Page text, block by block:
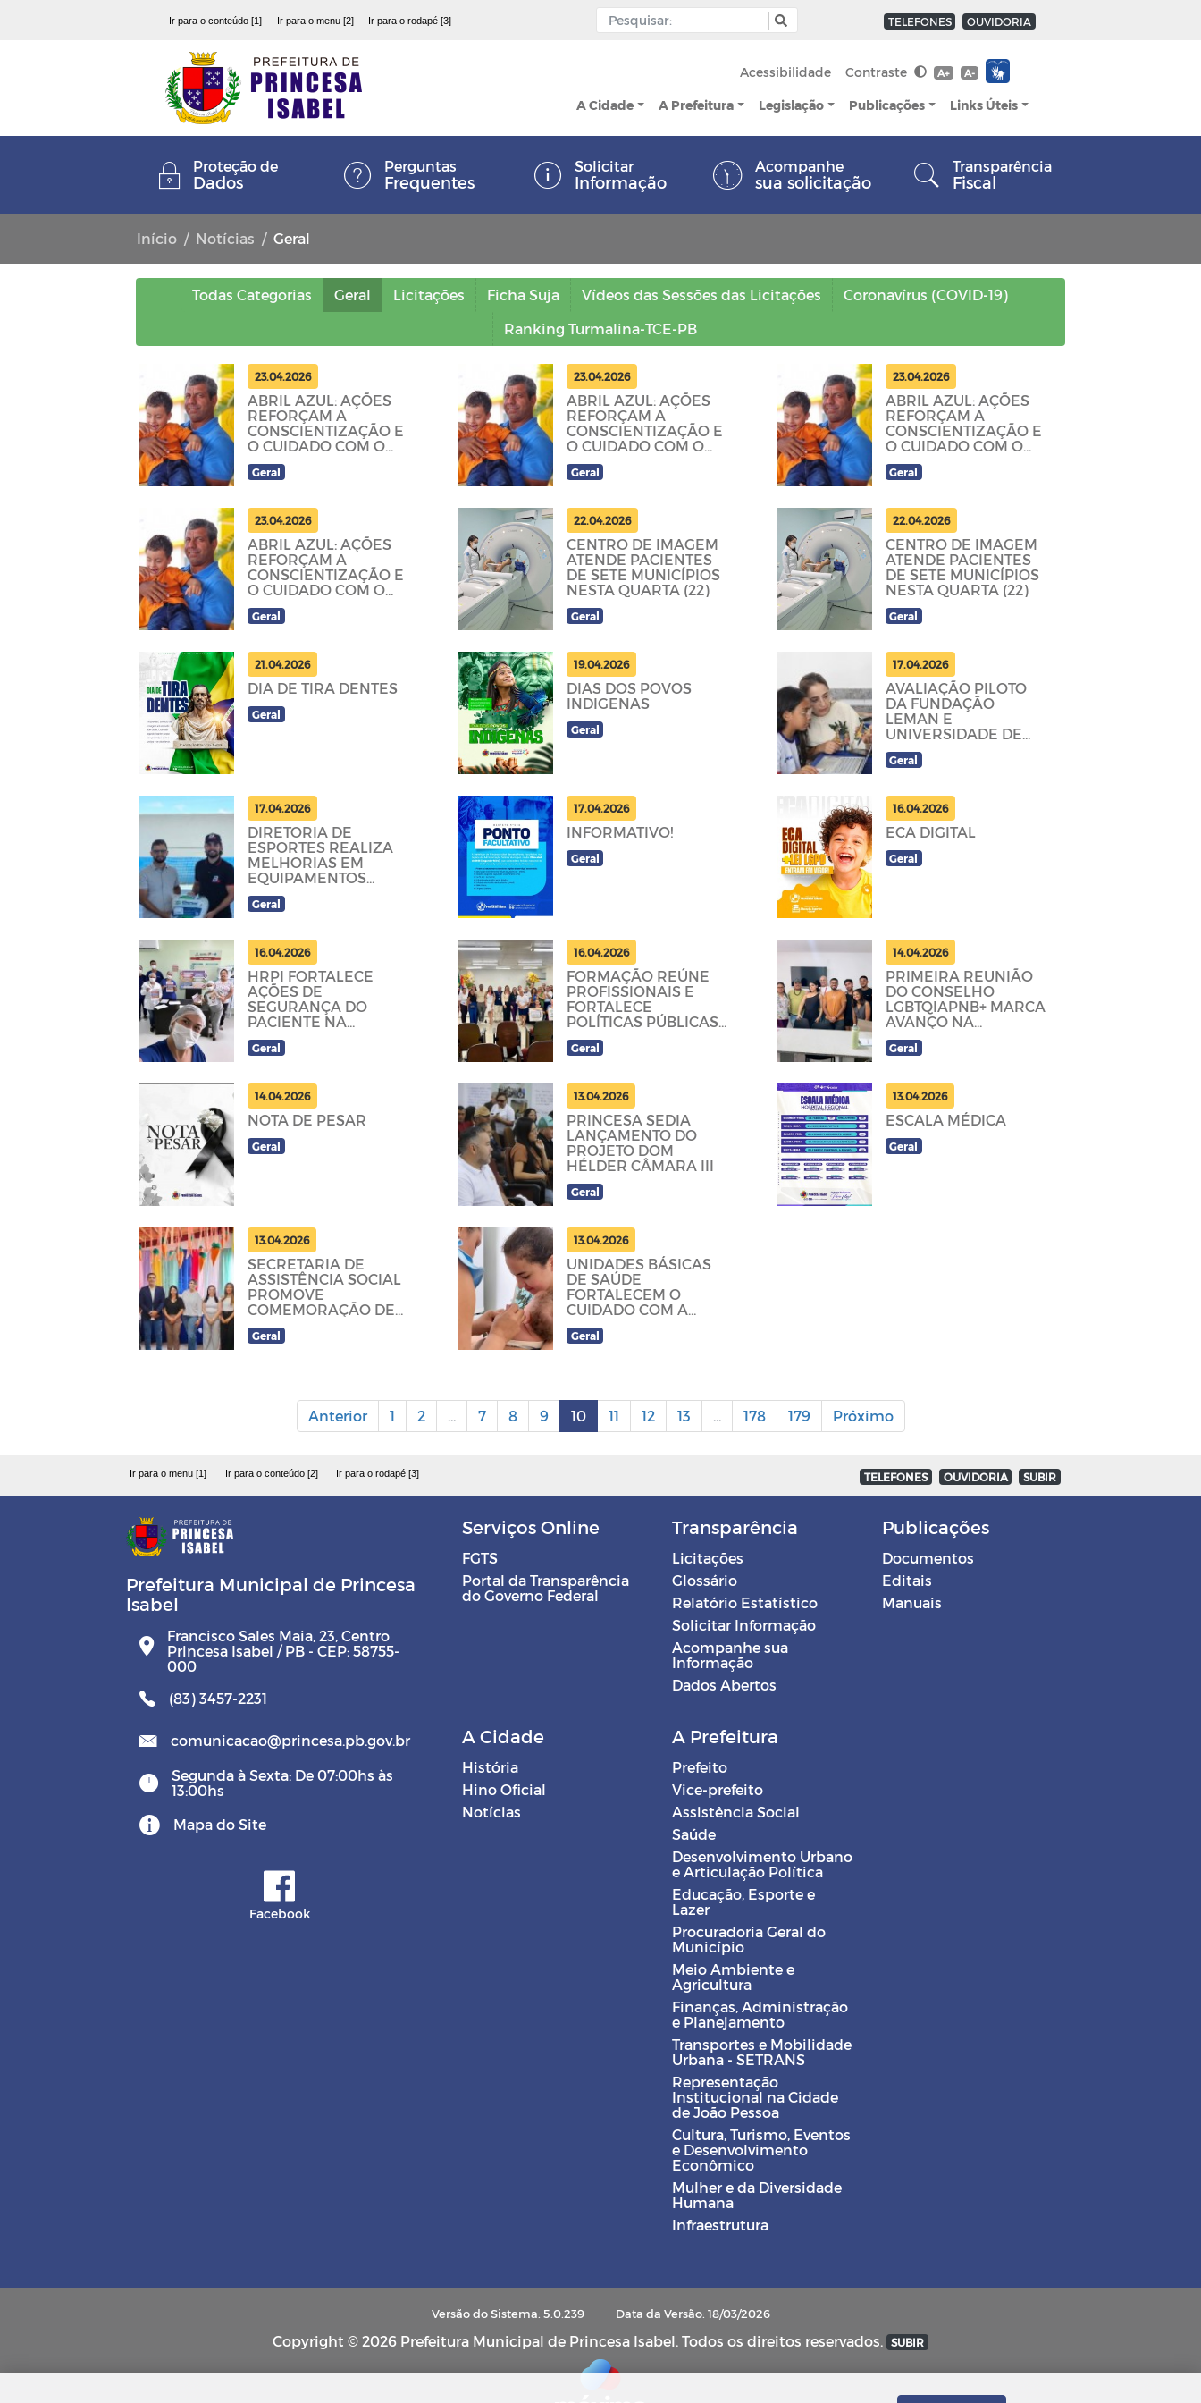
Ir para o conteúdo [1] Ir para o menu [2] Ir para o rodapé [3] TELEFONES OUVIDORIA
Acessibilidade Contraste A+ A-
A Cidade A Prefeitura Legislação Publicações Links Úteis
Proteção de
Dados
Perguntas
Frequentes
Solicitar
Informação
Acompanhe
sua solicitação
Transparência
Fiscal
Início Notícias Geral
Todas Categorias Geral Licitações Ficha Suja Vídeos das Sessões das Licitações
Coronavírus (COVID-19)
Ranking Turmalina-TCE-PB
23.04.2026
ABRIL AZUL: AÇÕES
REFORÇAM A
CONSCIENTIZAÇÃO E
O CUIDADO COM O
AUTISMO EM
PRINCESA
Geral
23.04.2026
ABRIL AZUL: AÇÕES
REFORÇAM A
CONSCIENTIZAÇÃO E
O CUIDADO COM O
AUTISMO EM
PRINCESA
Geral
23.04.2026
ABRIL AZUL: AÇÕES
REFORÇAM A
CONSCIENTIZAÇÃO E
O CUIDADO COM O
AUTISMO EM
PRINCESA
Geral
23.04.2026
ABRIL AZUL: AÇÕES
REFORÇAM A
CONSCIENTIZAÇÃO E
O CUIDADO COM O
AUTISMO EM
PRINCESA
Geral
22.04.2026
CENTRO DE IMAGEM
ATENDE PACIENTES
DE SETE MUNICÍPIOS
NESTA QUARTA (22)
Geral
22.04.2026
CENTRO DE IMAGEM
ATENDE PACIENTES
DE SETE MUNICÍPIOS
NESTA QUARTA (22)
Geral
21.04.2026
DIA DE TIRA DENTES
Geral
19.04.2026
DIAS DOS POVOS
INDIGENAS
Geral
17.04.2026
AVALIAÇÃO PILOTO
DA FUNDAÇÃO
LEMAN E
UNIVERSIDADE DE
STANFORD
FORTALECE
PRINCESA
Geral
17.04.2026
DIRETORIA DE
ESPORTES REALIZA
MELHORIAS EM
EQUIPAMENTOS
ESPORTIVOS DO
MUNICÍPIO
Geral
17.04.2026
INFORMATIVO!
Geral
16.04.2026
ECA DIGITAL
Geral
16.04.2026
HRPI FORTALECE
AÇÕES DE
SEGURANÇA DO
PACIENTE NA
UNIDADE
Geral
16.04.2026
FORMAÇÃO REÚNE
PROFISSIONAIS E
FORTALECE
POLÍTICAS PÚBLICAS
PARA DIVERSIDADE
Geral
14.04.2026
PRIMEIRA REUNIÃO
DO CONSELHO
LGBTQIAPNB+ MARCA
AVANÇO NA
CONSTRUÇÃO DE
POLÍTICAS PÚBLICAS
Geral
14.04.2026
NOTA DE PESAR
Geral
13.04.2026
PRINCESA SEDIA
LANÇAMENTO DO
PROJETO DOM
HÉLDER CÂMARA III
Geral
13.04.2026
ESCALA MÉDICA
Geral
13.04.2026
SECRETARIA DE
ASSISTÊNCIA SOCIAL
PROMOVE
COMEMORAÇÃO DE
PÁSCOA E
REABERTURA DO
Geral
13.04.2026
UNIDADES BÁSICAS
DE SAÚDE
FORTALECEM O
CUIDADO COM A
POPULAÇÃO
Geral
Anterior 1 2 ... 7 8 9 10 11 12 13 ... 178 179 Próximo
Ir para o menu [1] Ir para o conteúdo [2] Ir para o rodapé [3] TELEFONES OUVIDORIA SUBIR
Prefeitura Municipal de Princesa
Isabel
Francisco Sales Maia, 23, Centro
Princesa Isabel / PB - CEP: 58755-
000
(83) 3457-2231
comunicacao@princesa.pb.gov.br
Segunda à Sexta: De 07:00hs às
13:00hs
Mapa do Site
Facebook
Serviços Online
FGTS
Portal da Transparência
do Governo Federal
Transparência
Licitações
Glossário
Relatório Estatístico
Solicitar Informação
Acompanhe sua
Informação
Dados Abertos
Publicações
Documentos
Editais
Manuais
A Cidade
História
Hino Oficial
Notícias
A Prefeitura
Prefeito
Vice-prefeito
Assistência Social
Saúde
Desenvolvimento Urbano
e Articulação Política
Educação, Esporte e
Lazer
Procuradoria Geral do
Município
Meio Ambiente e
Agricultura
Finanças, Administração
e Planejamento
Transportes e Mobilidade
Urbana - SETRANS
Representação
Institucional na Cidade
de João Pessoa
Cultura, Turismo, Eventos
e Desenvolvimento
Econômico
Mulher e da Diversidade
Humana
Infraestrutura
Versão do Sistema: 5.0.239 Data da Versão: 18/03/2026
Copyright © 2026 Prefeitura Municipal de Princesa Isabel. Todos os direitos reservados. SUBIR